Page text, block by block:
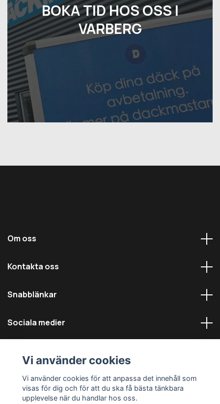
BOKA TID HOS OSS I
VARBERG
Om oss
Kontakta oss
Snabblänkar
Sociala medier
© 2026 Däckmästarna - Alla rättigheter reserverade
Vi använder cookies
Vi använder cookies för att anpassa det innehåll som
visas för dig och för att du ska få bästa tänkbara
upplevelse när du handlar hos oss.